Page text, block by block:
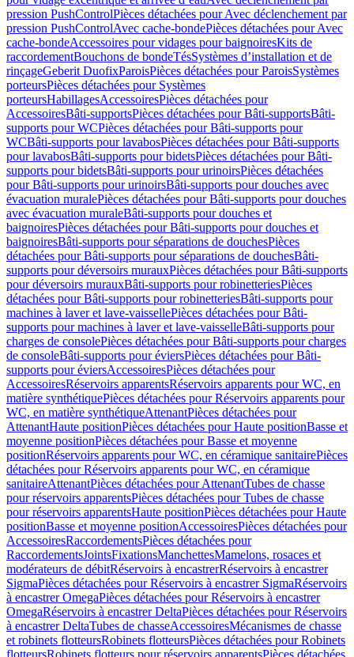
pression PushControlPièces détachées pour Avec déclenchement par
pression PushControlAvec cache-bondePièces détachées pour Avec
cache-bondeAccessoires pour vidages pour baignoiresKits de
raccordementBouchons de bondeTésSystèmes d’installation et de
rinçageGeberit DuofixParoisPièces détachées pour ParoisSystèmes
porteursPièces détachées pour Systèmes
porteursHabillagesAccessoiresPièces détachées pour
AccessoiresBâti-supportsPièces détachées pour Bâti-supportsBâti-
supports pour WCPièces détachées pour Bâti-supports pour
WCBâti-supports pour lavabosPièces détachées pour Bâti-supports
pour lavabosBâti-supports pour bidetsPièces détachées pour Bâti-
supports pour bidetsBâti-supports pour urinoirsPièces détachées
pour Bâti-supports pour urinoirsBâti-supports pour douches avec
évacuation muralePièces détachées pour Bâti-supports pour douches
avec évacuation muraleBâti-supports pour douches et
baignoiresPièces détachées pour Bâti-supports pour douches et
baignoiresBâti-supports pour séparations de douchesPièces
détachées pour Bâti-supports pour séparations de douchesBâti-
supports pour déversoirs murauxPièces détachées pour Bâti-supports
pour déversoirs murauxBâti-supports pour robinetteriesPièces
détachées pour Bâti-supports pour robinetteriesBâti-supports pour
machines à laver et lave-vaissellePièces détachées pour Bâti-
supports pour machines à laver et lave-vaisselleBâti-supports pour
charges de consolePièces détachées pour Bâti-supports pour charges
de consoleBâti-supports pour éviersPièces détachées pour Bâti-
supports pour éviersAccessoiresPièces détachées pour
AccessoiresRéservoirs apparentsRéservoirs apparents pour WC, en
matière synthétiquePièces détachées pour Réservoirs apparents pour
WC, en matière synthétiqueAttenantPièces détachées pour
AttenantHaute positionPièces détachées pour Haute positionBasse et
moyenne positionPièces détachées pour Basse et moyenne
positionRéservoirs apparents pour WC, en céramique sanitairePièces
détachées pour Réservoirs apparents pour WC, en céramique
sanitaireAttenantPièces détachées pour AttenantTubes de chasse
pour réservoirs apparentsPièces détachées pour Tubes de chasse
pour réservoirs apparentsHaute positionPièces détachées pour Haute
positionBasse et moyenne positionAccessoiresPièces détachées pour
AccessoiresRaccordementsPièces détachées pour
RaccordementsJointsFixationsManchettesMamelons, rosaces et
modérateurs de débitRéservoirs à encastrerRéservoirs à encastrer
SigmaPièces détachées pour Réservoirs à encastrer SigmaRéservoirs
à encastrer OmegaPièces détachées pour Réservoirs à encastrer
OmegaRéservoirs à encastrer DeltaPièces détachées pour Réservoirs
à encastrer DeltaTubes de chasseAccessoiresMécanismes de chasse
et robinets flotteursRobinets flotteursPièces détachées pour Robinets
flotteursRobinets flotteurs pour réservoirs apparentsPièces détachées